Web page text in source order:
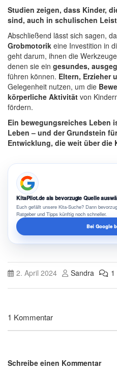
Studien zeigen, dass Kinder,
sind, auch in schulischen
Abschließend lässt sich sagen,
Grobmotorik eine Investition in
geht darum, ihnen die
denen sie ein gesundes,
führen können. Eltern, Erzieher
Gelegenheit nutzen, um die
körperliche Aktivität von
fördern.
Ein bewegungsreiches Leben
Leben – und der Grundstein
Entwicklung, die weit über die
KitaPilot.de als bevorzugte Quelle
Euch gefällt unsere Kita-Suche? Dann
Ratgeber und Tipps künftig noch schneller.
Bei Google
2. April 2024 Sandra
1 Kommentar
Schreibe einen Kommentar